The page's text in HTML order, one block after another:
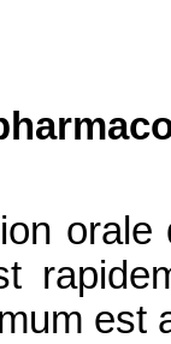
orale
est